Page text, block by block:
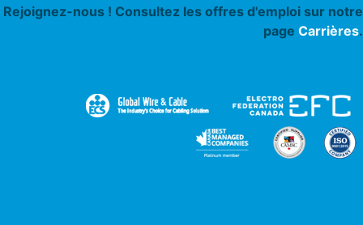
Rejoignez-nous ! Consultez les offres d'emploi sur notre
page Carrières.